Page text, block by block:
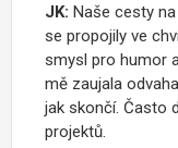
JK: Naše cesty
se propojily ve
smysl pro humor
mě zaujala
jak skončí. Často
projektů.